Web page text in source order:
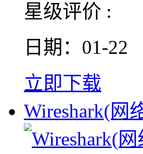
星级评价 :
日期：01-22
立即下载
Wireshark(网